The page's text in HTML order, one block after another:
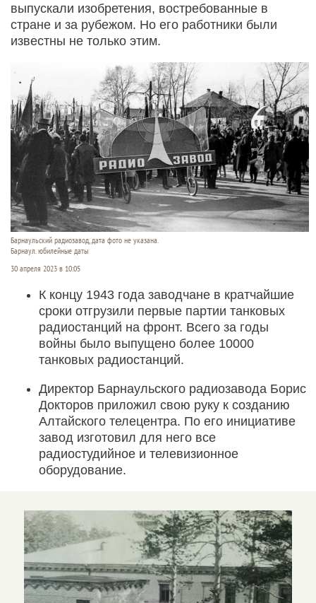
выпускали изобретения, востребованные в
стране и за рубежом. Но его работники были
известны не только этим.
Барнаульский радиозавод, дата фото не указана.
Барнаул. юбилейные даты
30 апреля 2023 в 10:05
К концу 1943 года заводчане в кратчайшие
сроки отгрузили первые партии танковых
радиостанций на фронт. Всего за годы
войны было выпущено более 10000
танковых радиостанций.
Директор Барнаульского радиозавода Борис
Докторов приложил свою руку к созданию
Алтайского телецентра. По его инициативе
завод изготовил для него все
радиостудийное и телевизионное
оборудование.